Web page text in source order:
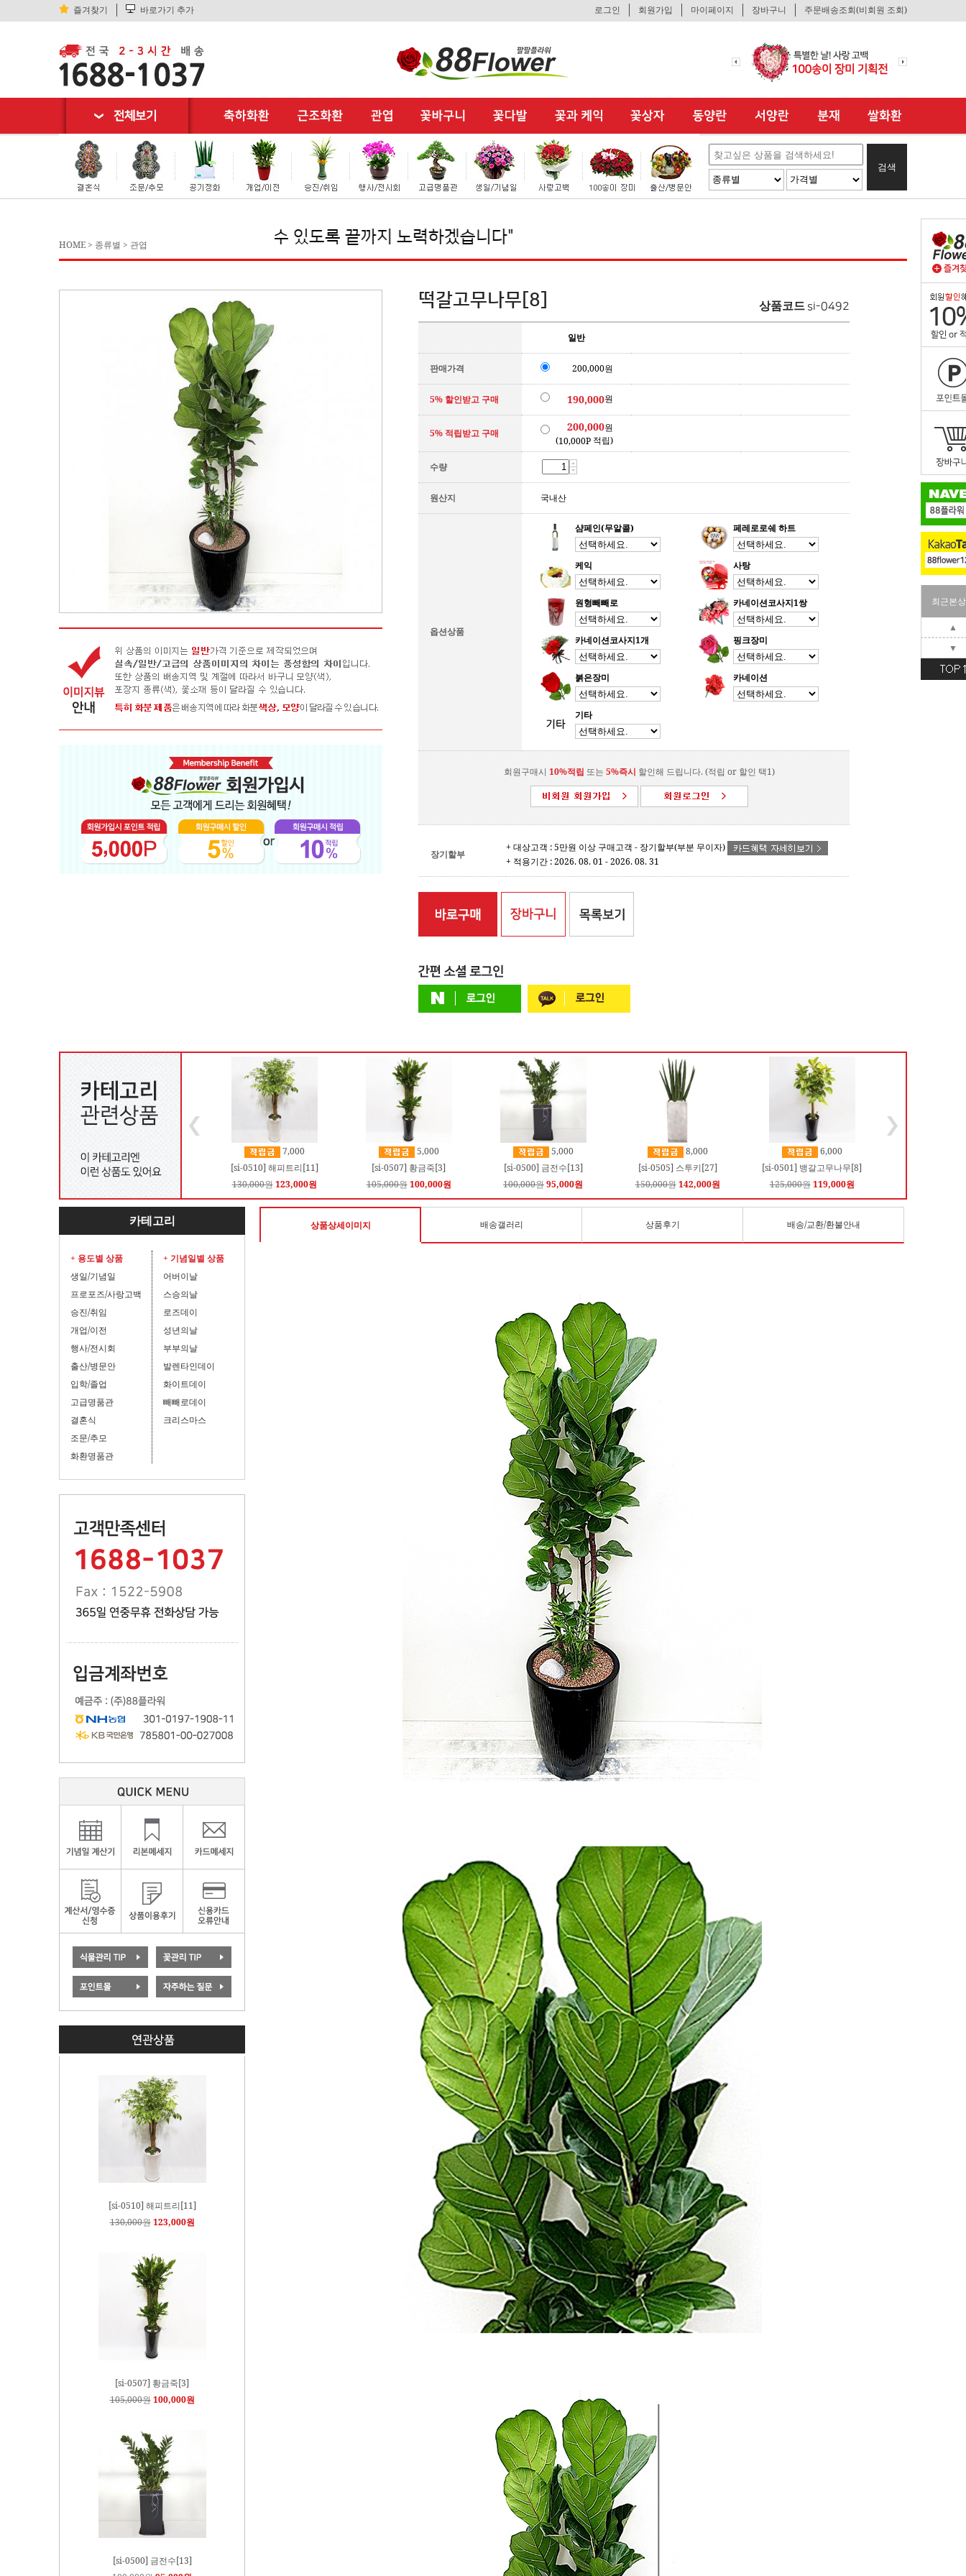
즐겨찾기 바로가기 추가 로그인 회원가입 마이페이지 장바구니 주문배송조회(비회원 조회)
검색
최근본
▲
▼
HOME > 종류별 > 관엽
고객님께기분좋은 쇼핑 이 될 수 있도록 끝까지 노력하겠습니다"
떡갈고무나무[8] 상품코드 si-0492
일반
판매가격 200,000원
5% 할인받고 구매 190,000원
5% 적립받고 구매 200,000원
(10,000P 적립)
수량
원산지 국내산
옵션상품
샴페인(무알콜) 페레로로쉐 하트
케익 사탕
원형빼빼로 카네이션코사지1쌍
카네이션코사지1개 핑크장미
붉은장미 카네이션
기타
회원구매시 10%적립 또는 5%즉시 할인해 드립니다. (적립 or 할인 택1)
장기할부
+ 대상고객 : 5만원 이상 구매고객 - 장기할부(부분 무이자)
+ 적용기간 : 2026. 08. 01 - 2026. 08. 31
7,000
[si-0510] 해피트리[11]
130,000원 123,000원
5,000
[si-0507] 황금죽[3]
105,000원 100,000원
5,000
[si-0500] 금전수[13]
100,000원95,000원
8,000
[si-0505] 스투키[27]
150,000원 142,000원
6,000
[si-0501] 뱅갈고무나무[8]
125,000원 119,000원
카테고리
+ 용도별 상품
생일/기념일
프로포즈/사랑고백
승진/취임
개업/이전
행사/전시회
출산/병문안
입학/졸업
고급명품관
결혼식
조문/추모
화환명품관
+ 기념일별 상품
어버이날
스승의날
로즈데이
성년의날
부부의날
발렌타인데이
화이트데이
빼빼로데이
크리스마스
[si-0510] 해피트리[11]
130,000원 123,000원
[si-0507] 황금죽[3]
105,000원 100,000원
[si-0500] 금전수[13]
상품상세이미지 배송갤러리 상품후기 배송/교환/환불안내